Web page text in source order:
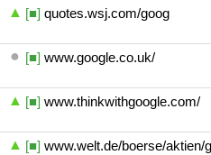
[■] quotes.wsj.com/goog
[■] www.google.co.uk/
[■] www.thinkwithgoogle.com/
[■] www.welt.de/boerse/aktien/